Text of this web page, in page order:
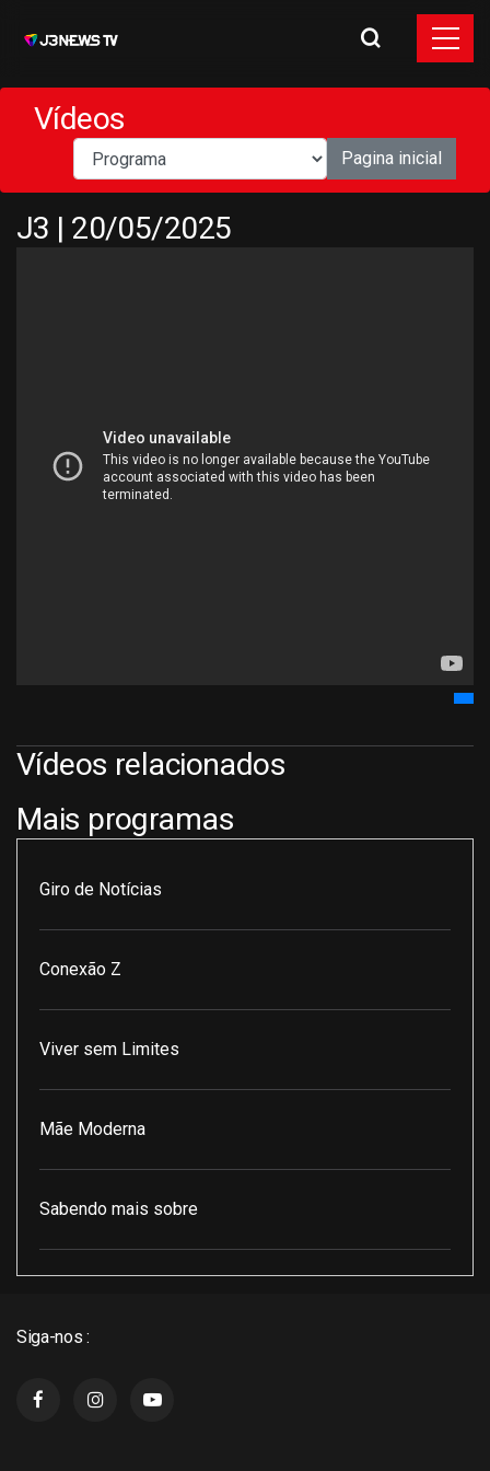
Vídeos
Pagina inicial
J3 | 20/05/2025
Vídeos relacionados
Mais programas
Giro de Notícias
Conexão Z
Viver sem Limites
Mãe Moderna
Sabendo mais sobre
Siga-nos :